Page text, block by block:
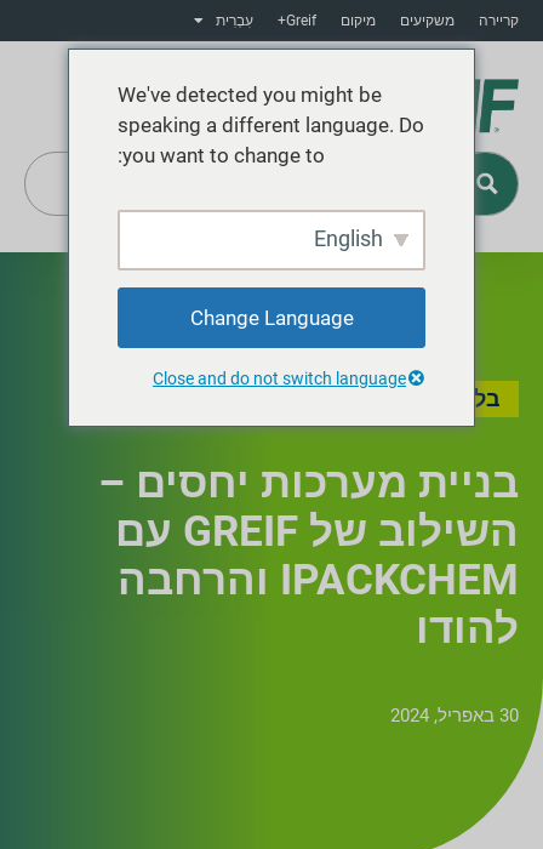
קריירה משקיעים מיקום Greif+ עִבְרִית
בלוג
בניית מערכות יחסים –
השילוב של GREIF עם
IPACKCHEM והרחבה
להודו
30 באפריל, 2024
We've detected you might be
speaking a different language. Do
you want to change to:
English
Change Language
Close and do not switch language